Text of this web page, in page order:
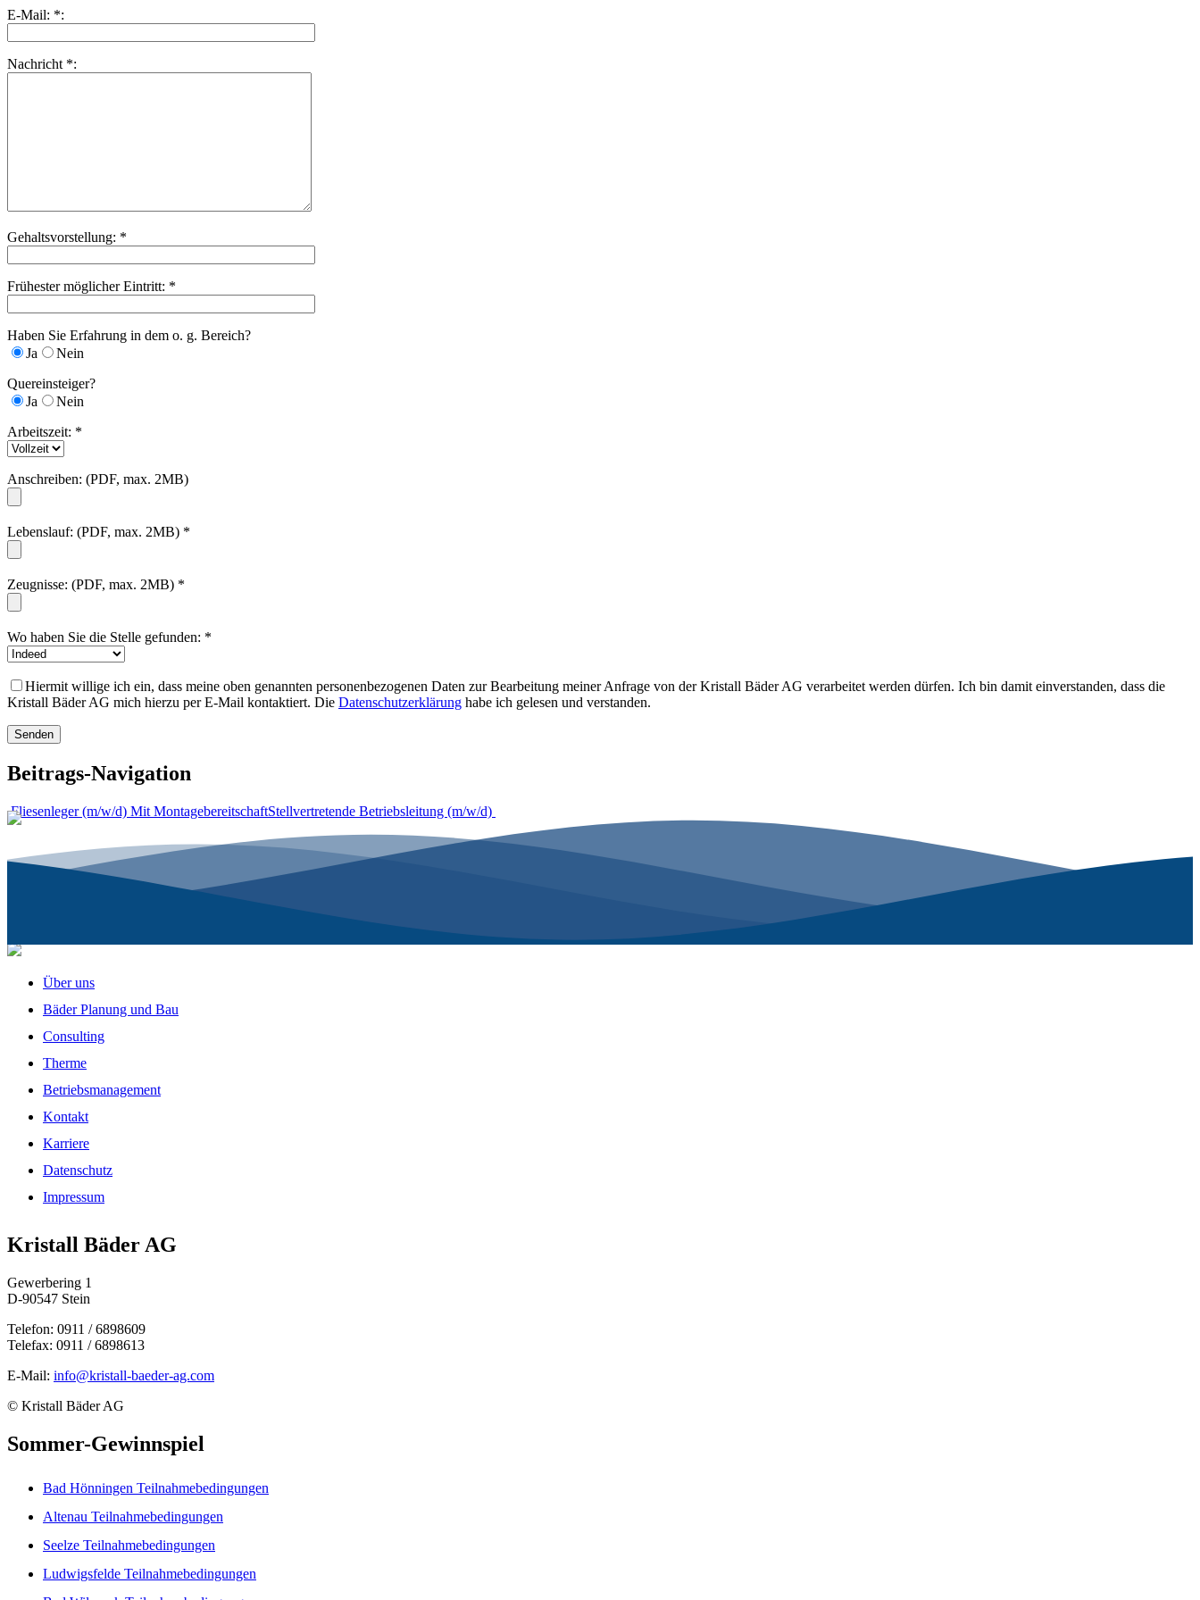
E-Mail: *:
Nachricht *:
Gehaltsvorstellung: *
Frühester möglicher Eintritt: *
Haben Sie Erfahrung in dem o. g. Bereich?
Ja
Nein
Quereinsteiger?
Ja
Nein
Arbeitszeit: *
Anschreiben: (PDF, max. 2MB)
Lebenslauf: (PDF, max. 2MB) *
Zeugnisse: (PDF, max. 2MB) *
Wo haben Sie die Stelle gefunden: *
Hiermit willige ich ein, dass meine oben genannten personenbezogenen Daten zur Bearbeitung meiner Anfrage von der Kristall Bäder AG verarbeitet werden dürfen. Ich bin damit einverstanden, dass die
Kristall Bäder AG mich hierzu per E-Mail kontaktiert. Die Datenschutzerklärung habe ich gelesen und verstanden.
Beitrags-Navigation
Fliesenleger (m/w/d) Mit MontagebereitschaftStellvertretende Betriebsleitung (m/w/d)
Über uns
Bäder Planung und Bau
Consulting
Therme
Betriebsmanagement
Kontakt
Karriere
Datenschutz
Impressum
Kristall Bäder AG
Gewerbering 1
D-90547 Stein
Telefon: 0911 / 6898609
Telefax: 0911 / 6898613
E-Mail: info@kristall-baeder-ag.com
© Kristall Bäder AG
Sommer-Gewinnspiel
Bad Hönningen Teilnahmebedingungen
Altenau Teilnahmebedingungen
Seelze Teilnahmebedingungen
Ludwigsfelde Teilnahmebedingungen